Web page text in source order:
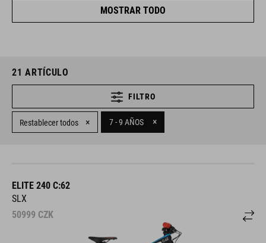
MOSTRAR TODO
21 ARTÍCULO
FILTRO
Restablecer todos × 7 - 9 AÑOS ×
ELITE 240 C:62
SLX
50999 CZK